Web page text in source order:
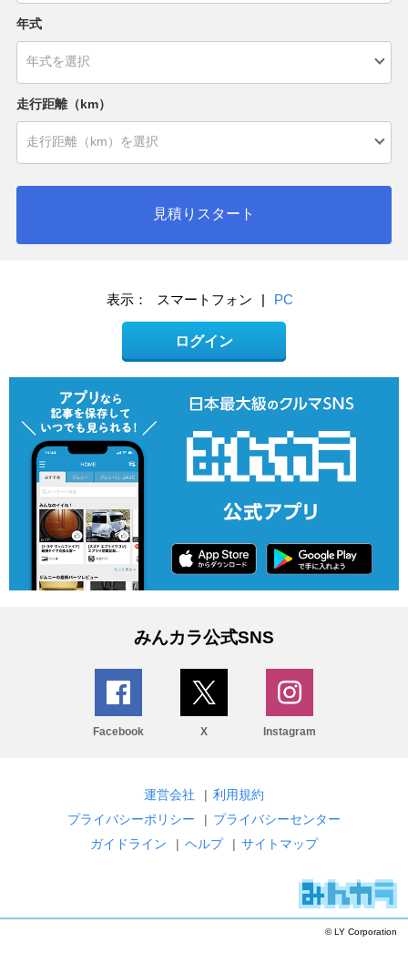
年式
走行距離（km）
見積りスタート
表示： スマートフォン | PC
ログイン
みんカラ公式SNS
Facebook X Instagram
運営会社 | 利用規約
プライバシーポリシー
| プライバシーセンター
ガイドライン
| ヘルプ | サイトマップ
© LY Corporation